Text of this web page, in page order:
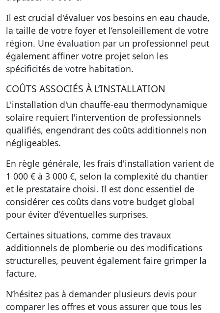
Il est crucial d'évaluer vos besoins en eau chaude,
la taille de votre foyer et l’ensoleillement de votre
région. Une évaluation par un professionnel peut
également affiner votre projet selon les
spécificités de votre habitation.
COÛTS ASSOCIÉS À L’INSTALLATION
L'installation d'un chauffe-eau thermodynamique
solaire requiert l'intervention de professionnels
qualifiés, engendrant des coûts additionnels non
négligeables.
En règle générale, les frais d'installation varient de
1 000 € à 3 000 €, selon la complexité du chantier
et le prestataire choisi. Il est donc essentiel de
considérer ces coûts dans votre budget global
pour éviter d’éventuelles surprises.
Certaines situations, comme des travaux
additionnels de plomberie ou des modifications
structurelles, peuvent également faire grimper la
facture.
N’hésitez pas à demander plusieurs devis pour
comparer les offres et vous assurer que tous les